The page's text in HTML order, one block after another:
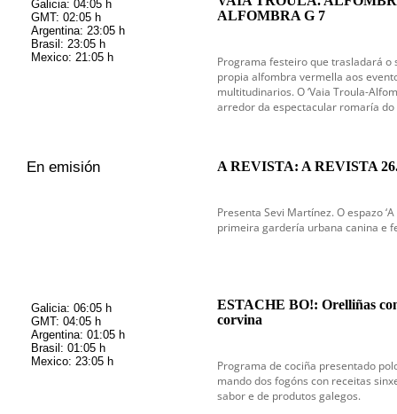
Galicia: 04:05 h
GMT: 02:05 h
Argentina: 23:05 h
Brasil: 23:05 h
Mexico: 21:05 h
ALFOMBRA G 7
Programa festeiro que trasladará o
propia alfombra vermella aos
multitudinarios. O ‘Vaia Troula-
arredor da espectacular romaría do
En emisión A REVISTA: A REVISTA
Presenta Sevi Martínez. O espazo
primeira gardería urbana canina e
Galicia: 06:05 h
GMT: 04:05 h
Argentina: 01:05 h
Brasil: 01:05 h
Mexico: 23:05 h
ESTACHE BO!: Orelliñas
corvina
Programa de cociña presentado
mando dos fogóns con receitas
sabor e de produtos galegos.